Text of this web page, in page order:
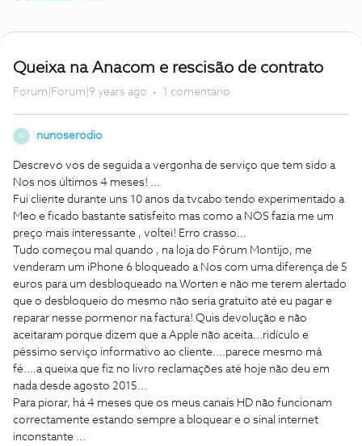
Queixa na Anacom e rescisão de contrato
Forum|Forum|9 years ago 1 comentário
N nunoserodio
Descrevo vos de seguida a vergonha de serviço que tem sido a
Nos nos últimos 4 meses! ...
Fui cliente durante uns 10 anos da tvcabo tendo experimentado a
Meo e ficado bastante satisfeito mas como a NOS fazia me um
preço mais interessante , voltei! Erro crasso...
Tudo começou mal quando , na loja do Fórum Montijo, me
venderam um iPhone 6 bloqueado a Nos com uma diferença de 5
euros para um desbloqueado na Worten e não me terem alertado
que o desbloqueio do mesmo não seria gratuito até eu pagar e
reparar nesse pormenor na factura! Quis devolução e não
aceitaram porque dizem que a Apple não aceita...ridículo e
péssimo serviço informativo ao cliente....parece mesmo má
fé....a queixa que fiz no livro reclamações até hoje não deu em
nada desde agosto 2015...
Para piorar, há 4 meses que os meus canais HD não funcionam
correctamente estando sempre a bloquear e o sinal internet
inconstante ...